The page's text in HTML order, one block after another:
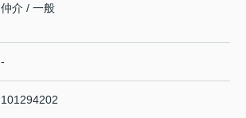
仲介 / 一般
-
101294202